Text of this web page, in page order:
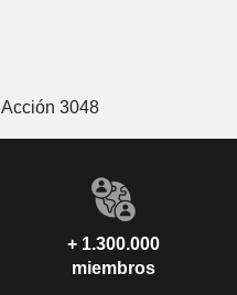
Acción 3048
+ 1.300.000
miembros